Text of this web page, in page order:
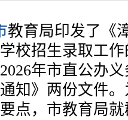
教育局印发了《
校招生录取工
年市直公办
知》两份文件
点，市教育局